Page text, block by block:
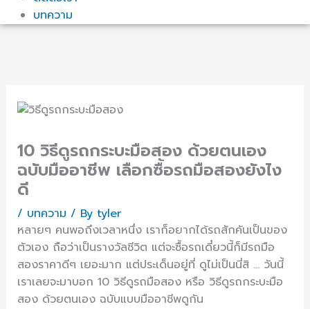
บทความ
10 วิธีดูรถกระบะมือสอง ด้วยตนเอง
ฉบับมืออาชีพ เลือกซื้อรถมือสองยังไง
ดี
/ บทความ / By tyler
หลายๆ คนพอถึงเวลาหนึ่ง เราก็อยากได้รถสักคันเป็นของ
ตัวเอง ถือว่าเป็นรางวัลชีวิต แต่จะซื้อรถเดี๋ยวนี้ก็มีรถมือ
สองราคาดีๆ เยอะมาก แต่ประเด็นอยู่ที่ ดูไม่เป็นนี่สิ … วันนี้
เราเลยจะมาบอก 10 วิธีดูรถมือสอง หรือ วิธีดูรถกระบะมือ
สอง ด้วยตนเอง ฉบับแบบมืออาชีพดูกัน